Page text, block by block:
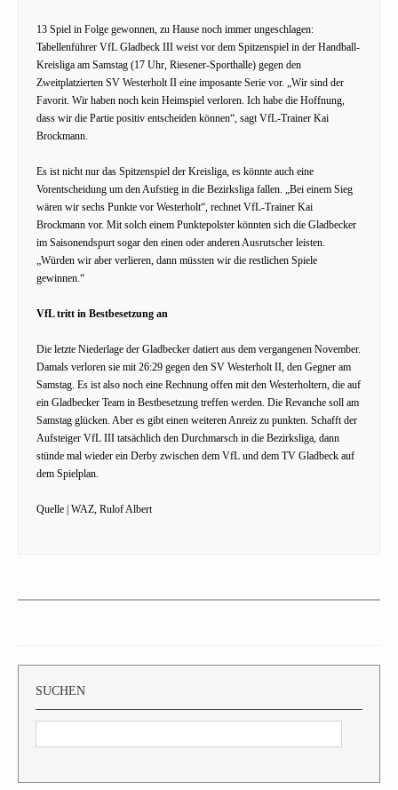
13 Spiel in Folge gewonnen, zu Hause noch immer ungeschlagen:
Tabellenführer VfL Gladbeck III weist vor dem Spitzenspiel in der Handball-
Kreisliga am Samstag (17 Uhr, Riesener-Sporthalle) gegen den
Zweitplatzierten SV Westerholt II eine imposante Serie vor. „Wir sind der
Favorit. Wir haben noch kein Heimspiel verloren. Ich habe die Hoffnung,
dass wir die Partie positiv entscheiden können“, sagt VfL-Trainer Kai
Brockmann.
Es ist nicht nur das Spitzenspiel der Kreisliga, es könnte auch eine
Vorentscheidung um den Aufstieg in die Bezirksliga fallen. „Bei einem Sieg
wären wir sechs Punkte vor Westerholt“, rechnet VfL-Trainer Kai
Brockmann vor. Mit solch einem Punktepolster könnten sich die Gladbecker
im Saisonendspurt sogar den einen oder anderen Ausrutscher leisten.
„Würden wir aber verlieren, dann müssten wir die restlichen Spiele
gewinnen.“
VfL tritt in Bestbesetzung an
Die letzte Niederlage der Gladbecker datiert aus dem vergangenen November.
Damals verloren sie mit 26:29 gegen den SV Westerholt II, den Gegner am
Samstag. Es ist also noch eine Rechnung offen mit den Westerholtern, die auf
ein Gladbecker Team in Bestbesetzung treffen werden. Die Revanche soll am
Samstag glücken. Aber es gibt einen weiteren Anreiz zu punkten. Schafft der
Aufsteiger VfL III tatsächlich den Durchmarsch in die Bezirksliga, dann
stünde mal wieder ein Derby zwischen dem VfL und dem TV Gladbeck auf
dem Spielplan.
Quelle | WAZ, Rulof Albert
SUCHEN